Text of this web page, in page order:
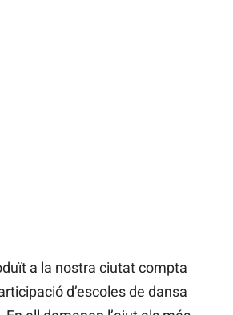
a la nostra ciutat compta
d’escoles de dansa